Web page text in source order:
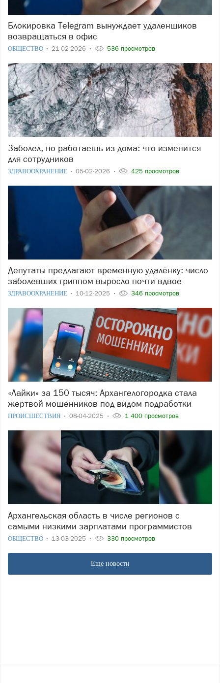
Блокировка Telegram вынуждает удаленщиков
возвращаться в офис
ОБЩЕСТВО 21-02-2026 536 просмотров
Заболел, но работаешь из дома: что изменится
для сотрудников
ЗДРАВООХРАНЕНИЕ 05-02-2026 425 просмотров
Депутаты предлагают временную удалёнку: число
заболевших гриппом выросло почти вдвое
ЗДРАВООХРАНЕНИЕ 10-12-2025 346 просмотров
«Лайки» за 150 тысяч: Архангелогородка стала
жертвой мошенников под видом подработки
ПРОИСШЕСТВИЯ 08-04-2025 1 400 просмотров
Архангельская область в числе регионов с
самыми низкими зарплатами программистов
ОБЩЕСТВО 13-03-2025 330 просмотров
Еще новости